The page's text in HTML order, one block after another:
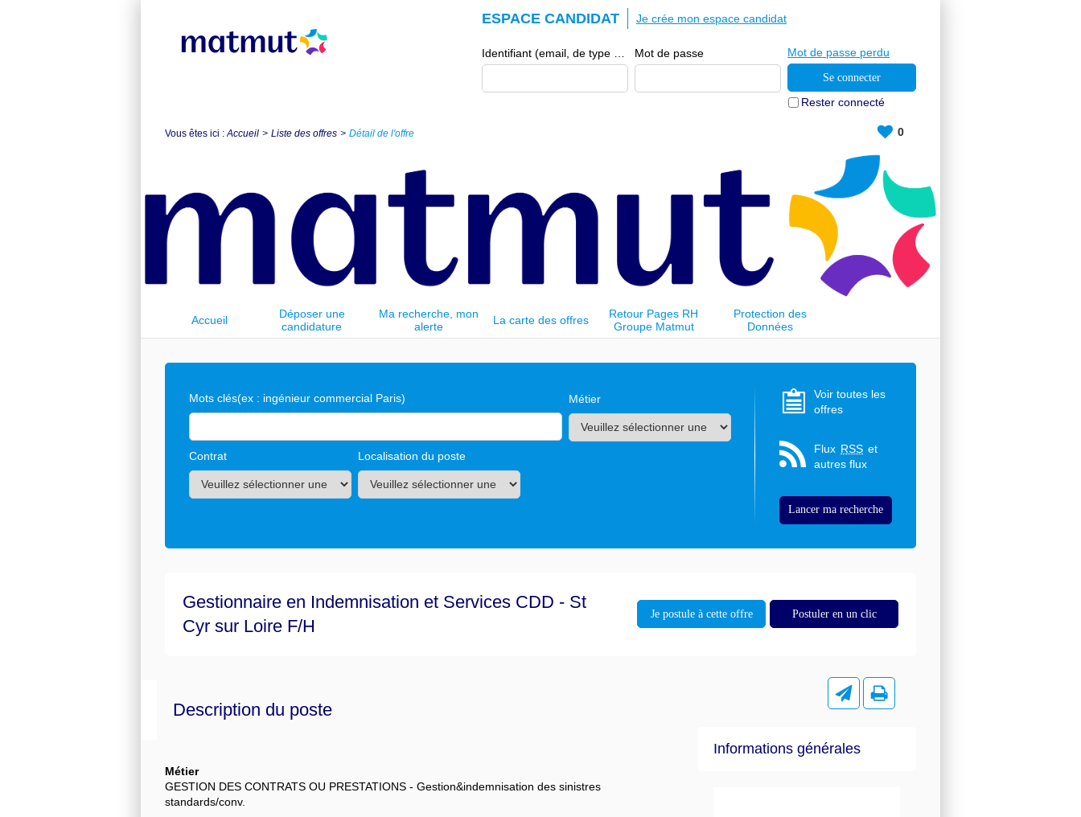
ESPACE CANDIDAT
Mot de passe
Rester connecté
Mot de passe perdu
Je crée mon espace candidat
Vous êtes ici : Accueil Liste des offres Détail de l'offre 0
Accueil
Déposer une
candidature
spontanée
Ma recherche, mon
alerte
La carte des offres
Retour Pages RH
Groupe Matmut
Protection des
Données
Personnelles
Mots clés(ex : ingénieur commercial Paris) Métier
Contrat Localisation du poste
Voir toutes les
offres
Flux RSS et
autres flux
Gestionnaire en Indemnisation et Services CDD - St
Cyr sur Loire F/H
Description du poste
Métier
GESTION DES CONTRATS OU PRESTATIONS - Gestion&indemnisation des sinistres
standards/conv.
Informations générales